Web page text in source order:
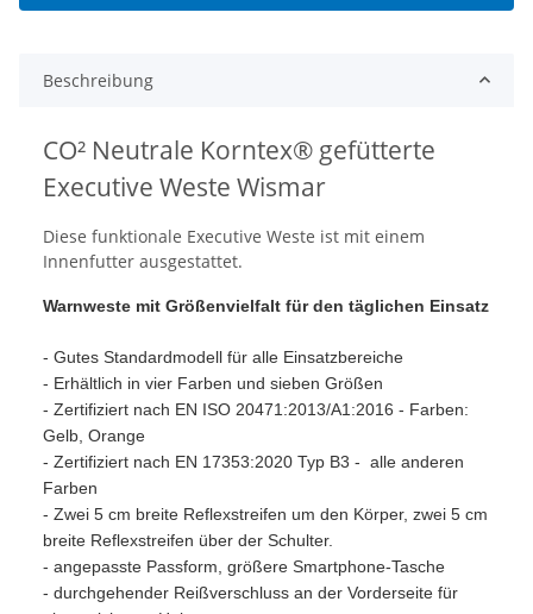
Beschreibung
CO² Neutrale Korntex® gefütterte
Executive Weste Wismar
Diese funktionale Executive Weste ist mit einem
Innenfutter ausgestattet.
Warnweste mit Größenvielfalt für den täglichen Einsatz
- Gutes Standardmodell für alle Einsatzbereiche
- Erhältlich in vier Farben und sieben Größen
- Zertifiziert nach EN ISO 20471:2013/A1:2016 - Farben:
Gelb, Orange
- Zertifiziert nach EN 17353:2020 Typ B3 - alle anderen
Farben
- Zwei 5 cm breite Reflexstreifen um den Körper, zwei 5 cm
breite Reflexstreifen über der Schulter.
- angepasste Passform, größere Smartphone-Tasche
- durchgehender Reißverschluss an der Vorderseite für